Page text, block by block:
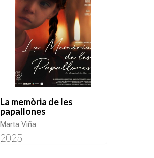
La memòria de les
papallones
Marta Viña
2025